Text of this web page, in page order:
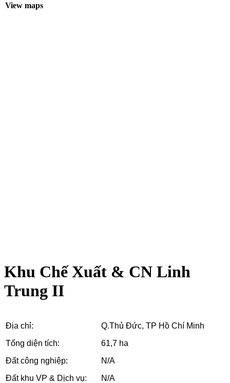
View maps
Khu Chế Xuất & CN Linh
Trung II
Địa chỉ:
Tổng diện tích:
Đất công nghiệp:
Đất khu VP & Dịch vụ:
Q.Thủ Đức, TP Hồ Chí Minh
61,7 ha
N/A
N/A